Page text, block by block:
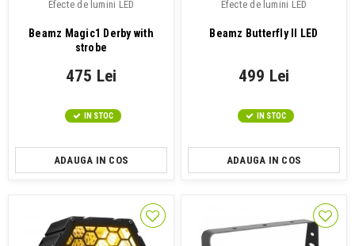
Efecte de lumini LED
Beamz Magic1 Derby with
strobe
475 Lei
IN STOC
ADAUGA IN COS
Efecte de lumini LED
Beamz Butterfly II LED
499 Lei
IN STOC
ADAUGA IN COS